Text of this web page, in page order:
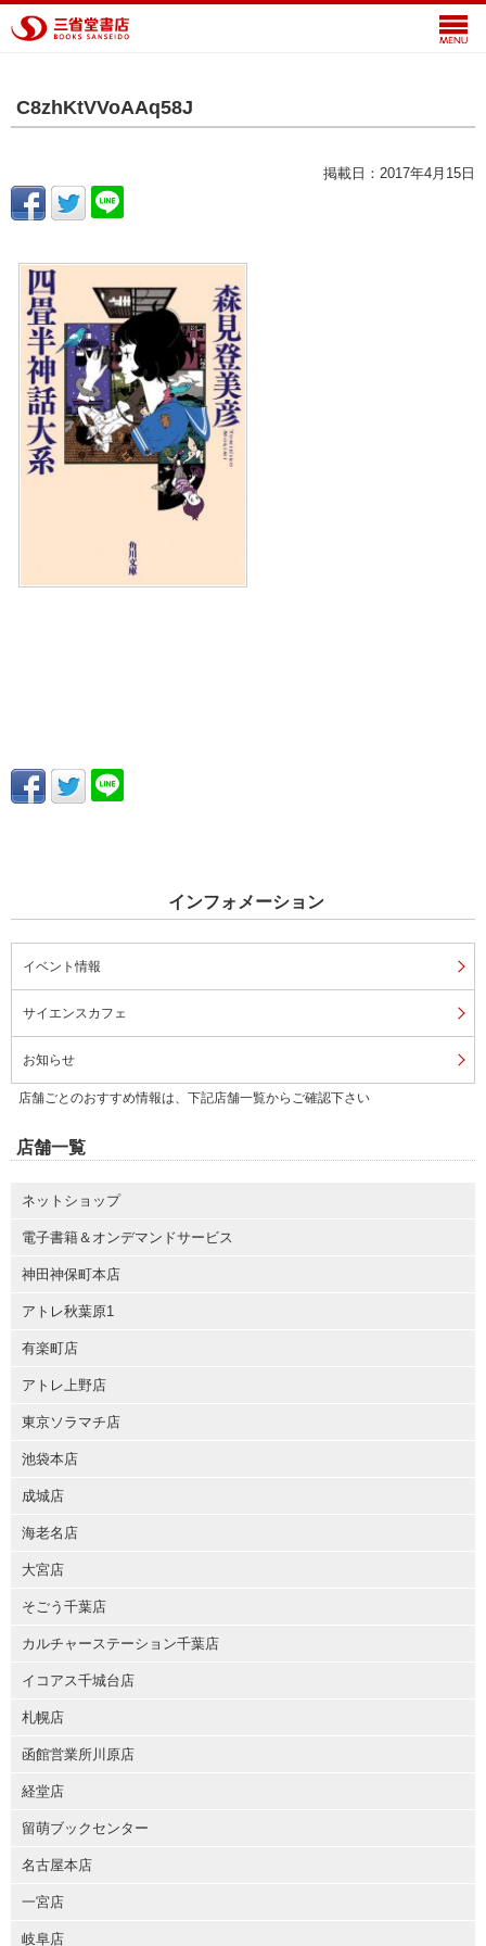
C8zhKtVVoAAq58J
掲載日：2017年4月15日
インフォメーション
イベント情報
サイエンスカフェ
お知らせ
店舗ごとのおすすめ情報は、下記店舗一覧からご確認下さい
店舗一覧
ネットショップ
電子書籍＆オンデマンドサービス
神田神保町本店
アトレ秋葉原1
有楽町店
アトレ上野店
東京ソラマチ店
池袋本店
成城店
海老名店
大宮店
そごう千葉店
カルチャーステーション千葉店
イコアス千城台店
札幌店
函館営業所川原店
経堂店
留萌ブックセンター
名古屋本店
一宮店
岐阜店